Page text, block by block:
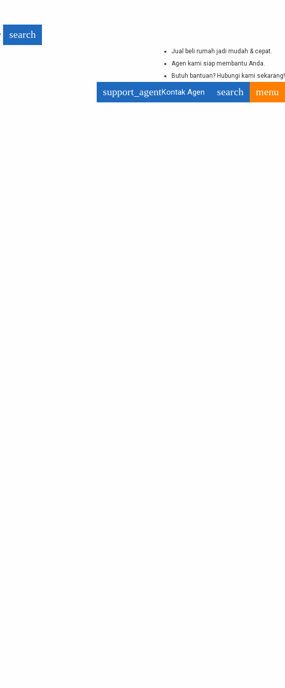
search
Jual beli rumah jadi mudah & cepat.
Agen kami siap membantu Anda.
Butuh bantuan? Hubungi kami sekarang!
support_agentKontak Agen search menu